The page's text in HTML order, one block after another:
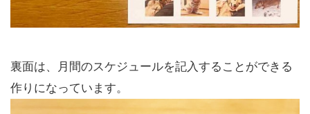
裏面は、月間のスケジュールを記入することができる
作りになっています。